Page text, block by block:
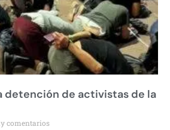
detención de activistas de la
comentarios